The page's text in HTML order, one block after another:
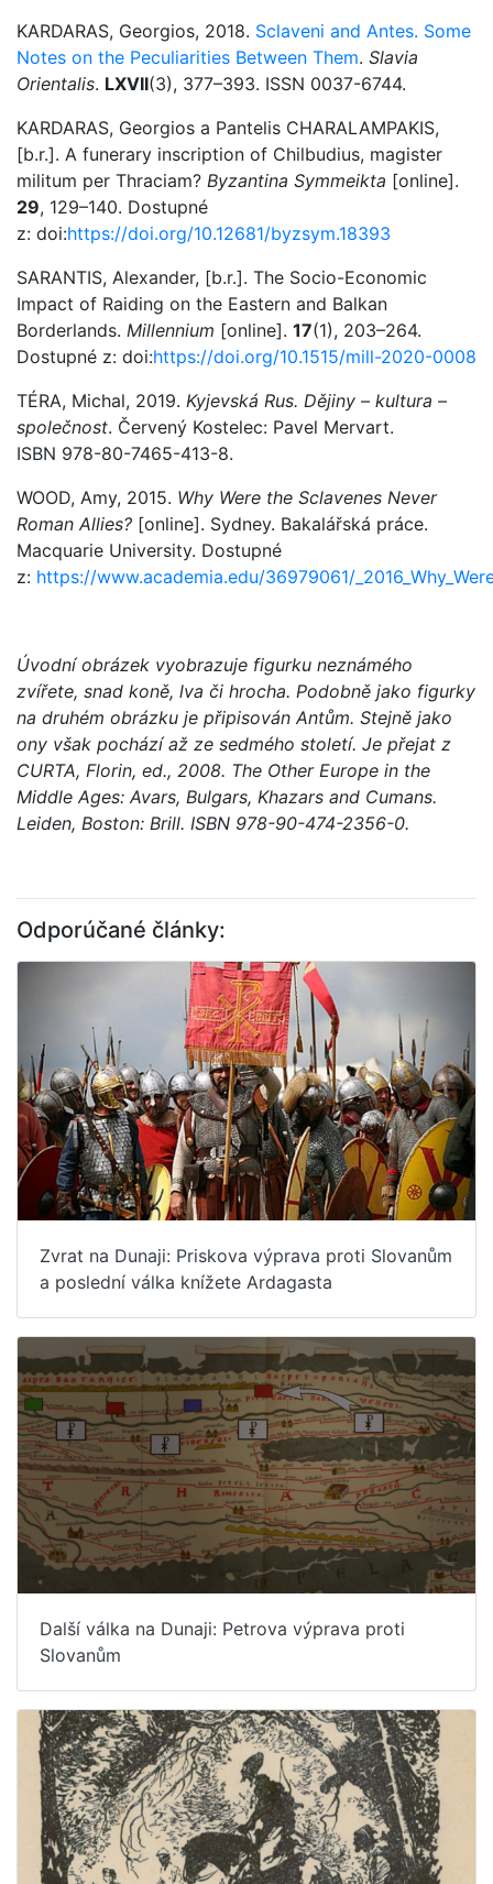
KARDARAS, Georgios, 2018. Sclaveni and Antes. Some
Notes on the Peculiarities Between Them. Slavia
Orientalis. LXVII(3), 377–393. ISSN 0037-6744.
KARDARAS, Georgios a Pantelis CHARALAMPAKIS,
[b.r.]. A funerary inscription of Chilbudius, magister
militum per Thraciam? Byzantina Symmeikta [online].
29, 129–140. Dostupné
z: doi:https://doi.org/10.12681/byzsym.18393
SARANTIS, Alexander, [b.r.]. The Socio-Economic
Impact of Raiding on the Eastern and Balkan
Borderlands. Millennium [online]. 17(1), 203–264.
Dostupné z: doi:https://doi.org/10.1515/mill-2020-0008
TÉRA, Michal, 2019. Kyjevská Rus. Dějiny – kultura –
společnost. Červený Kostelec: Pavel Mervart.
ISBN 978-80-7465-413-8.
WOOD, Amy, 2015. Why Were the Sclavenes Never
Roman Allies? [online]. Sydney. Bakalářská práce.
Macquarie University. Dostupné
z: https://www.academia.edu/36979061/
Úvodní obrázek vyobrazuje figurku neznámého
zvířete, snad koně, lva či hrocha. Podobně jako figurky
na druhém obrázku je připisován Antům. Stejně jako
ony však pochází až ze sedmého století. Je přejat z
CURTA, Florin, ed., 2008. The Other Europe in the
Middle Ages: Avars, Bulgars, Khazars and Cumans.
Leiden, Boston: Brill. ISBN 978-90-474-2356-0.
Odporúčané články:
Zvrat na Dunaji: Priskova výprava proti Slovanům
a poslední válka knížete Ardagasta
Další válka na Dunaji: Petrova výprava proti
Slovanům